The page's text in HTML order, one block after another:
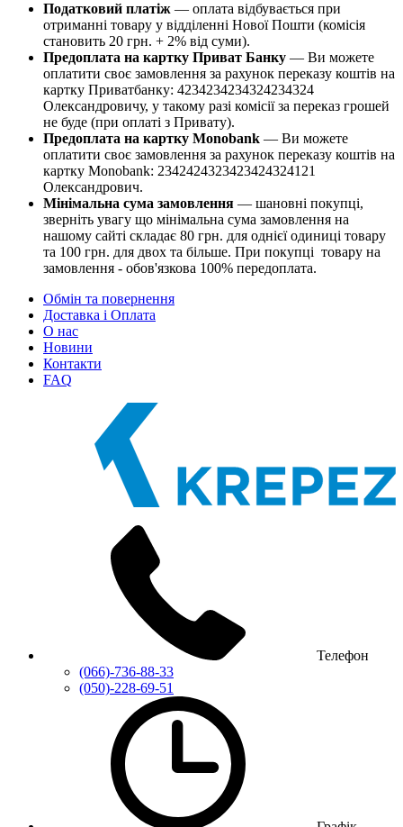
Податковий платіж — оплата відбувається при
отриманні товару у відділенні Нової Пошти (комісія
становить 20 грн. + 2% від суми).
Предоплата на картку Приват Банку — Ви можете
оплатити своє замовлення за рахунок переказу коштів на
картку Приватбанку: 4234234234324234324
Олександровичу, у такому разі комісії за переказ грошей
не буде (при оплаті з Привату).
Предоплата на картку Monobank — Ви можете
оплатити своє замовлення за рахунок переказу коштів на
картку Monobank: 2342424323423424324121
Олександрович.
Мінімальна сума замовлення — шановні покупці,
зверніть увагу що мінімальна сума замовлення на
нашому сайті складає 80 грн. для однієї одиниці товару
та 100 грн. для двох та більше. При покупці товару на
замовлення - обов'язкова 100% передоплата.
Обмін та повернення
Доставка і Оплата
О нас
Новини
Контакти
FAQ
Телефон
(066)-736-88-33
(050)-228-69-51